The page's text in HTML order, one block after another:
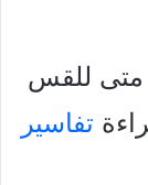
متى للقس
تفاسير